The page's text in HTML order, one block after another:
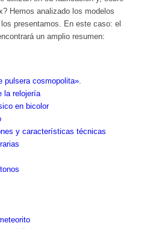
Hemos analizado los modelos
presentamos. En este caso: el
un amplio resumen:
pulsera cosmopolita».
la relojería
en bicolor
y características técnicas